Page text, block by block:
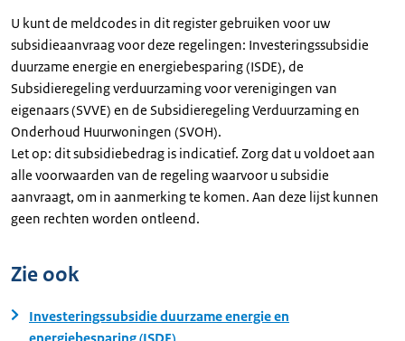
U kunt de meldcodes in dit register gebruiken voor uw
subsidieaanvraag voor deze regelingen: Investeringssubsidie
duurzame energie en energiebesparing (ISDE), de
Subsidieregeling verduurzaming voor verenigingen van
eigenaars (SVVE) en de Subsidieregeling Verduurzaming en
Onderhoud Huurwoningen (SVOH).
Let op: dit subsidiebedrag is indicatief. Zorg dat u voldoet aan
alle voorwaarden van de regeling waarvoor u subsidie
aanvraagt, om in aanmerking te komen. Aan deze lijst kunnen
geen rechten worden ontleend.
Zie ook
Investeringssubsidie duurzame energie en